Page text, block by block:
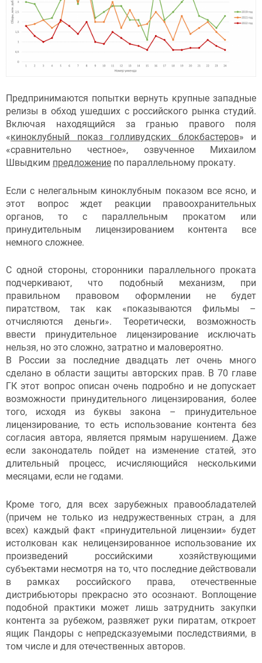
Предпринимаются попытки вернуть крупные западные
релизы в обход ушедших с российского рынка студий.
Включая находящийся за гранью правого поля
«киноклубный показ голливудских блокбастеров» и
«сравнительно честное», озвученное Михаилом
Швыдким предложение по параллельному прокату.
Если с нелегальным киноклубным показом все ясно, и
этот вопрос ждет реакции правоохранительных
органов, то с параллельным прокатом или
принудительным лицензированием контента все
немного сложнее.
С одной стороны, сторонники параллельного проката
подчеркивают, что подобный механизм, при
правильном правовом оформлении не будет
пиратством, так как «показываются фильмы –
отчисляются деньги». Теоретически, возможность
ввести принудительное лицензирование исключать
нельзя, но это сложно, затратно и маловероятно.
В России за последние двадцать лет очень много
сделано в области защиты авторских прав. В 70 главе
ГК этот вопрос описан очень подробно и не допускает
возможности принудительного лицензирования, более
того, исходя из буквы закона – принудительное
лицензирование, то есть использование контента без
согласия автора, является прямым нарушением. Даже
если законодатель пойдет на изменение статей, это
длительный процесс, исчисляющийся несколькими
месяцами, если не годами.
Кроме того, для всех зарубежных правообладателей
(причем не только из недружественных стран, а для
всех) каждый факт «принудительной лицензии» будет
истолкован как нелицензированное использование их
произведений российскими хозяйствующими
субъектами несмотря на то, что последние действовали
в рамках российского права, отечественные
дистрибьюторы прекрасно это осознают. Воплощение
подобной практики может лишь затруднить закупки
контента за рубежом, развяжет руки пиратам, откроет
ящик Пандоры с непредсказуемыми последствиями, в
том числе и для отечественных авторов.